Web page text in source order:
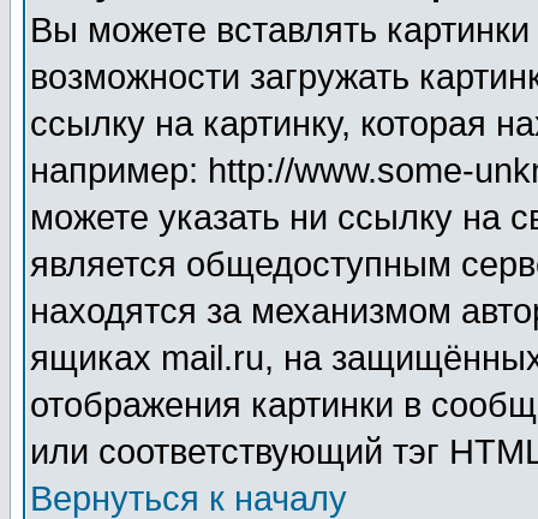
Вы можете вставлять
возможности загружать
ссылку на картинку, которая
например: http://www.some-
можете указать ни ссылку на
является общедоступным
находятся за механизмом
ящиках mail.ru, на
отображения картинки в
или соответствующий тэг
Вернуться к началу